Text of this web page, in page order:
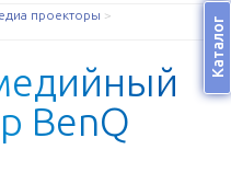
Каталог
проекторы
едийный
р BenQ